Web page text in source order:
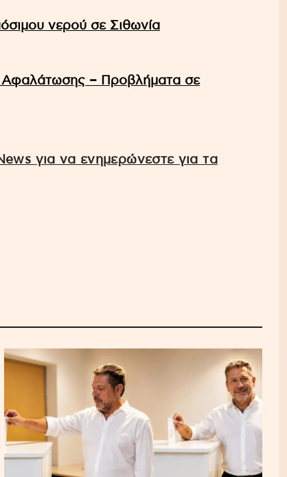
νερού σε Σιθωνία
Αφαλάτωσης – Προβλήματα σε
για να ενημερώνεστε για τα